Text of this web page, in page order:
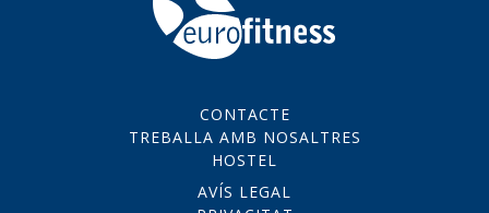
CONTACTE
TREBALLA AMB NOSALTRES
HOSTEL
AVÍS LEGAL